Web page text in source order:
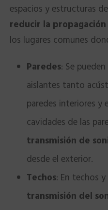
espacios y estructuras
reducir la
los lugares comunes
Paredes: Se
aislantes tanto
paredes interiores y
cavidades de las
transmisión de
desde el exterior.
Techos: En techos
transmisión del